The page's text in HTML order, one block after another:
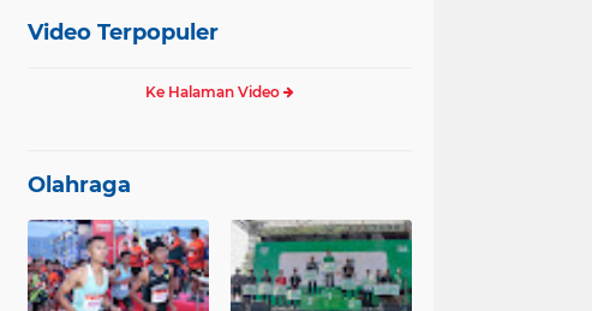
Video Terpopuler
Ke Halaman Video
Olahraga